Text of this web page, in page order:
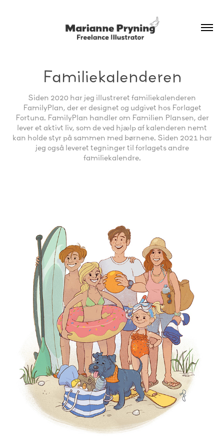
Familiekalenderen
Siden 2020 har jeg illustreret familiekalenderen
FamilyPlan, der er designet og udgivet hos Forlaget
Fortuna. FamilyPlan handler om Familien Plansen, der
lever et aktivt liv, som de ved hjælp af kalenderen nemt
kan holde styr på sammen med børnene. Siden 2021 har
jeg også leveret tegninger til forlagets andre
familiekalendre.